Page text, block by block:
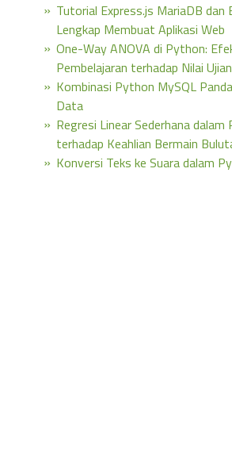
Tutorial Express.js MariaDB dan
Lengkap Membuat Aplikasi Web
One-Way ANOVA di Python:
Pembelajaran terhadap Nilai Ujian
Kombinasi Python MySQL
Data
Regresi Linear Sederhana dalam
terhadap Keahlian Bermain
Konversi Teks ke Suara dalam